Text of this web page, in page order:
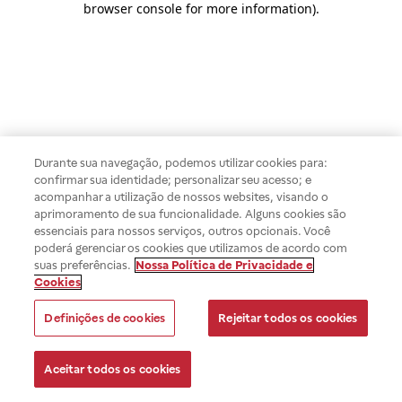
browser console for more information).
Durante sua navegação, podemos utilizar cookies para:
confirmar sua identidade; personalizar seu acesso; e
acompanhar a utilização de nossos websites, visando o
aprimoramento de sua funcionalidade. Alguns cookies são
essenciais para nossos serviços, outros opcionais. Você
poderá gerenciar os cookies que utilizamos de acordo com
suas preferências. Nossa Política de Privacidade e
Cookies
Definições de cookies Rejeitar todos os cookies
Aceitar todos os cookies